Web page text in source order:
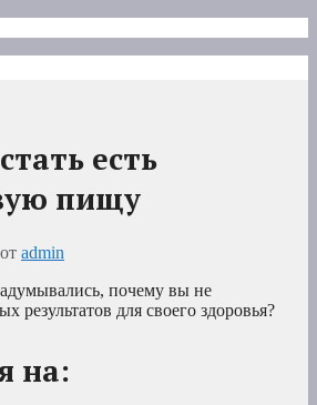
есть
пищу
от admin
почему вы не
результатов для своего здоровья?
на: